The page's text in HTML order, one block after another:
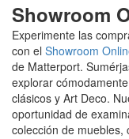
Showroom
Experimente las
con el Showroom
de Matterport.
explorar
clásicos y Art Deco.
oportunidad de
colección de muebles,